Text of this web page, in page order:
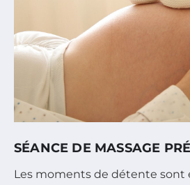
SÉANCE DE MASSAGE
Les moments de détente sont